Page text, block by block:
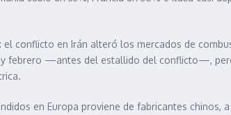
conflicto en Irán alteró los mercados de
y febrero —antes del estallido del conflicto—,
en Europa proviene de fabricantes chinos,